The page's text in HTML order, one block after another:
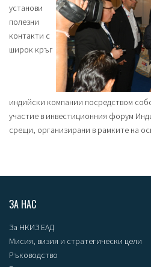
установи
полезни
контакти с
широк кръг
индийски компании посредством
участие в инвестиционния форум
срещи, организирани в рамките на
ЗА НАС
За НКИЗ ЕАД
Мисия, визия и стратегически цели
Ръководство